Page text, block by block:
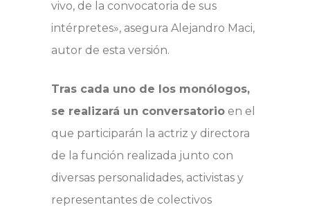
vivo, de la convocatoria de sus
intérpretes», asegura Alejandro Maci,
autor de esta versión.
Tras cada uno de los monólogos,
se realizará un conversatorio en el
que participarán la actriz y directora
de la función realizada junto con
diversas personalidades, activistas y
representantes de colectivos